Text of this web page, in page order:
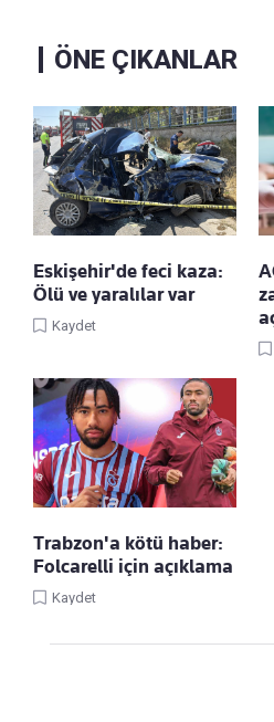
ÖNE ÇIKANLAR
Eskişehir'de feci kaza:
Ölü ve yaralılar var
Kaydet
Trabzon'a kötü haber:
Folcarelli için açıklama
Kaydet